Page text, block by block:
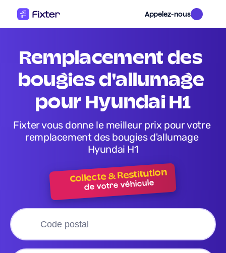
Appelez-nous
remplacement des
bougies d'allumage
pour Hyundai H1
Fixter vous donne le meilleur prix pour votre
remplacement des bougies d'allumage
Hyundai H1
Collecte & Restitution
de votre véhicule